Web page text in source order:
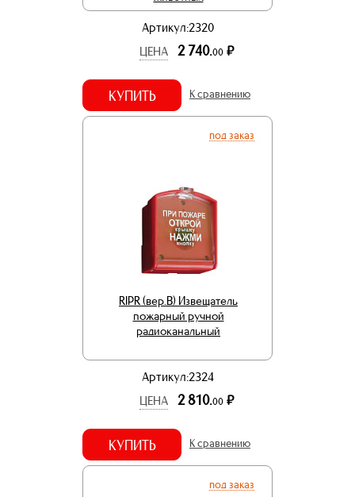
Артикул:2320
ЦЕНА
2 740.00 р.
КУПИТЬ К сравнению
под заказ
RIPR (вер.В) Извещатель
пожарный ручной
радиоканальный
Артикул:2324
ЦЕНА
2 810.00 р.
КУПИТЬ К сравнению
под заказ